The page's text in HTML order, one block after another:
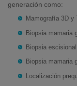
generación como:
Mamografía 3D y
Biopsia mamaria
Biopsia
Biopsia mamaria
Localización